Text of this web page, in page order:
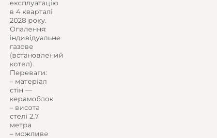
експлуатацію
в 4 кварталі
2028 року.
Опалення:
індивідуальне
газове
(встановлений
котел).
Переваги:
– матеріал
стін —
керамоблок
– висота
стелі 2.7
метра
– можливе